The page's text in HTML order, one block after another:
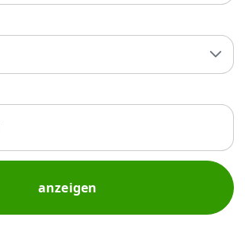
Schweiz
Abo-Aktionen
Abo kündigen oder
anzeigen